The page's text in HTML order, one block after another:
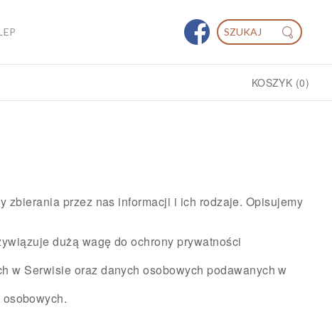
KOSZYK (0)
zbierania przez nas informacji i ich rodzaje. Opisujemy
dużą wagę do ochrony prywatności
w Serwisie oraz danych osobowych podawanych w